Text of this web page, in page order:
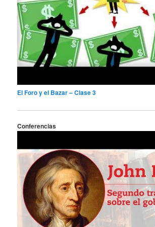
El Foro y el Bazar – Clase 3
Conferencias